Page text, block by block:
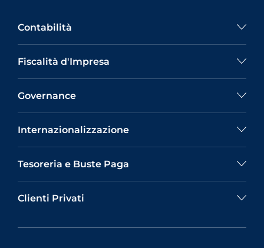
Contabilità
Fiscalità d'Impresa
Governance
Internazionalizzazione
Tesoreria e Buste Paga
Clienti Privati